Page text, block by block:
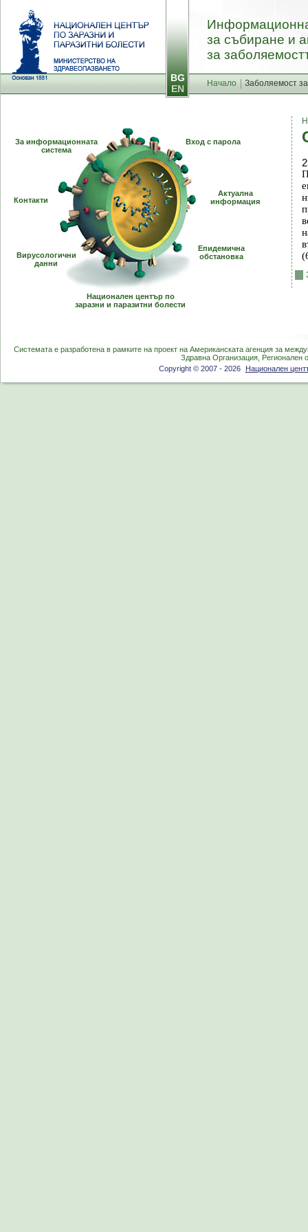
за събиране и
за
Начало Заболяемост
BG
EN
За информационната
система
Вход с парола
Актуална
информация
Епидемична
обстановка
Национален център по
заразни и паразитни болести
Контакти
Вирусологични
данни
(
Системата е разработена в рамките на проект на Американската агенция за
Здравна Организация, Регионален
Copyright © 2007 - 2026
Национален